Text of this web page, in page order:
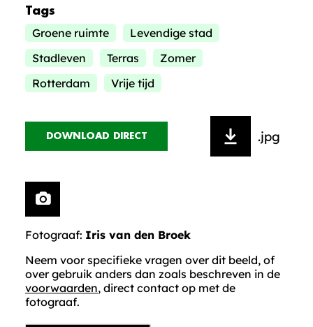
Tags
Groene ruimte
Levendige stad
Stadleven
Terras
Zomer
Rotterdam
Vrije tijd
DOWNLOAD DIRECT .jpg
Fotograaf: Iris van den Broek
Neem voor specifieke vragen over dit beeld, of
over gebruik anders dan zoals beschreven in de
voorwaarden, direct contact op met de
fotograaf.